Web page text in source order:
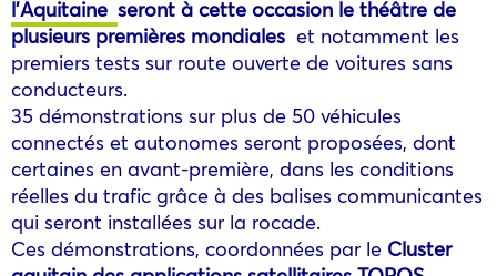
l’Aquitaine seront à cette occasion le théâtre de
plusieurs premières mondiales et notamment les
premiers tests sur route ouverte de voitures sans
conducteurs.
35 démonstrations sur plus de 50 véhicules
connectés et autonomes seront proposées, dont
certaines en avant-première, dans les conditions
réelles du trafic grâce à des balises communicantes
qui seront installées sur la rocade.
Ces démonstrations, coordonnées par le Cluster